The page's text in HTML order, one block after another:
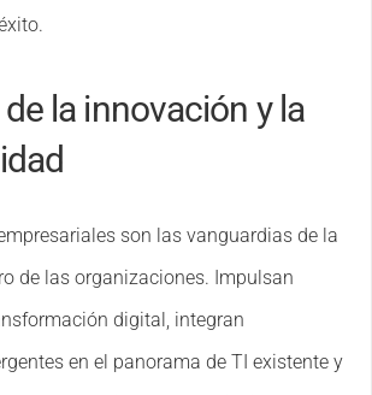
la innovación y la
son las vanguardias de la
de las organizaciones. Impulsan
digital, integran
en el panorama de TI existente y